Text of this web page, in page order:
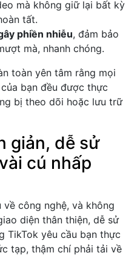
mà không giữ lại bất kỳ
tất.
phiền nhiễu, đảm bảo
mà, nhanh chóng.
toàn yên tâm rằng mọi
bạn đều được thực
bị theo dõi hoặc lưu trữ
giản, dễ sử
cú nhấp
về công nghệ, và không
diện thân thiện, dễ sử
TikTok yêu cầu bạn thực
tạp, thậm chí phải tải về